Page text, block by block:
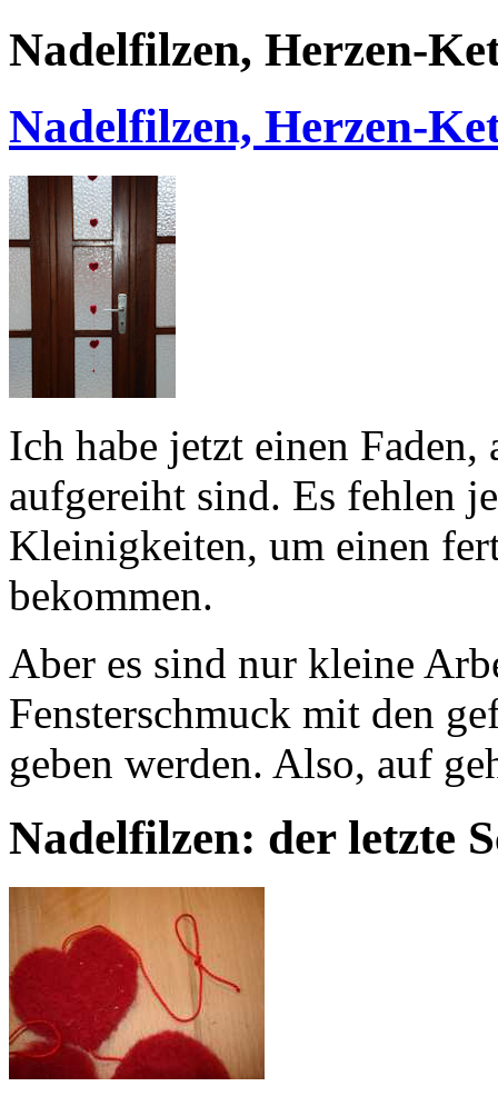
Nadelfilzen, Herzen-
Nadelfilzen, Herzen-
Ich habe jetzt einen
aufgereiht sind. Es fehlen
Kleinigkeiten, um einen
bekommen.
Aber es sind nur kleine
Fensterschmuck mit den
geben werden. Also, auf
Nadelfilzen: der letzte